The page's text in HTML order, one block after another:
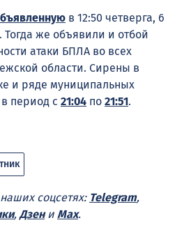
в 12:50 четверга, 6
Тогда же объявили и отбой
атаки БПЛА во всех
области. Сирены в
и ряде муниципальных
период с 21:04 по 21:51.
соцсетях: Telegram,
, Дзени Max.